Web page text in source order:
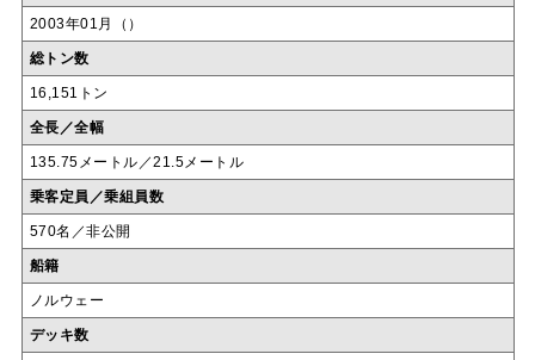
2003年01月（）
総トン数
16,151トン
全長／全幅
135.75メートル／21.5メートル
乗客定員／乗組員数
570名／非公開
船籍
ノルウェー
デッキ数